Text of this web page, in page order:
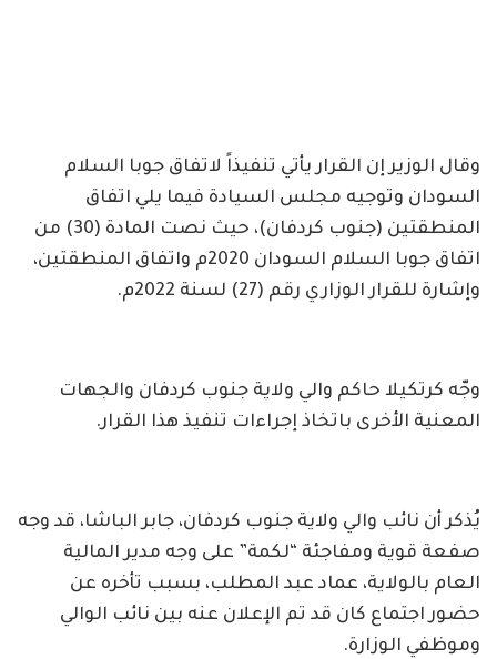
وقال الوزير إن القرار يأتي تنفيذاً لاتفاق جوبا السلام
السودان وتوجيه مجلس السيادة فيما يلي اتفاق
المنطقتين (جنوب كردفان)، حيث نصت المادة (30) من
اتفاق جوبا السلام السودان 2020م واتفاق المنطقتين،
وإشارة للقرار الوزاري رقم (27) لسنة 2022م.
وجّه كرتكيلا حاكم والي ولاية جنوب كردفان والجهات
المعنية الأخرى باتخاذ إجراءات تنفيذ هذا القرار.
يُذكر أن نائب والي ولاية جنوب كردفان، جابر الباشا، قد وجه
صفعة قوية ومفاجئة “لكمة” على وجه مدير المالية
العام بالولاية، عماد عبد المطلب، بسبب تأخره عن
حضور اجتماع كان قد تم الإعلان عنه بين نائب الوالي
وموظفي الوزارة.